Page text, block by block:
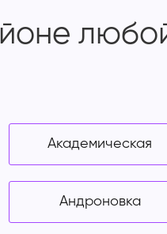
Академическая
Андроновка